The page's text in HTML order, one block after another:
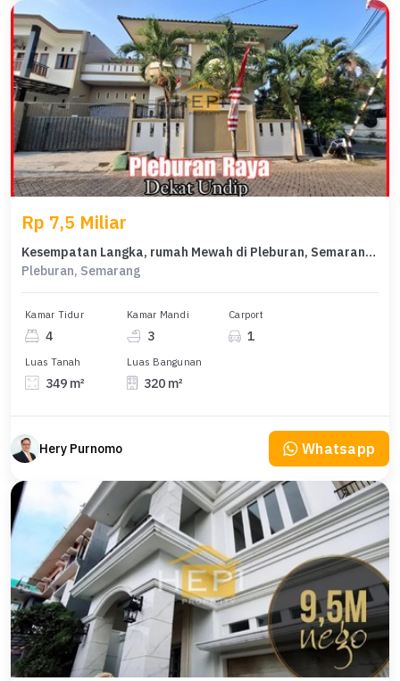
Rp 7,5 Miliar
Kesempatan Langka, rumah Mewah di Pleburan, Semarang, LB 320m²
Pleburan, Semarang
Kamar Tidur
4
Kamar Mandi
3
Carport
1
Luas Tanah
349 m²
Luas Bangunan
320 m²
Hery Purnomo Whatsapp